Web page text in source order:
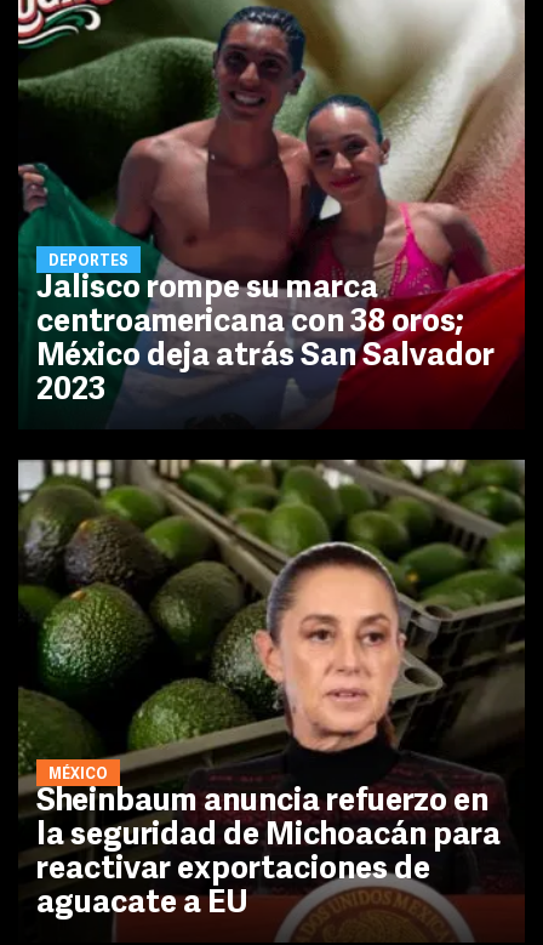
DEPORTES
Jalisco rompe su marca
centroamericana con 38 oros;
México deja atrás San Salvador
2023
MÉXICO
Sheinbaum anuncia refuerzo en
la seguridad de Michoacán para
reactivar exportaciones de
aguacate a EU